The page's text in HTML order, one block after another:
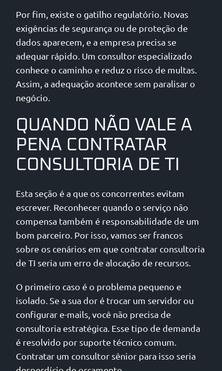
Por fim, existe o gatilho regulatório. Novas
exigências de segurança ou de proteção de
dados aparecem, e a empresa precisa se
adequar rápido. Um consultor especializado
conhece o caminho e reduz o risco de multas.
Assim, a adequação acontece sem paralisar o
negócio.
QUANDO NÃO VALE A
PENA CONTRATAR
CONSULTORIA DE TI
Esta seção é a que os concorrentes evitam
escrever. Reconhecer quando o serviço não
compensa também é responsabilidade de um
bom parceiro. Por isso, vamos ser francos
sobre os cenários em que contratar consultoria
de TI seria um erro de alocação de recursos.
O primeiro caso é o problema pequeno e
isolado. Se a sua dor é trocar um servidor ou
configurar e-mails, você não precisa de
consultoria estratégica. Esse tipo de demanda
é resolvido por suporte técnico comum.
Contratar um consultor sênior para isso seria